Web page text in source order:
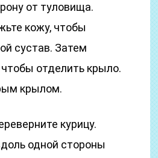
от туловища.
кожу, чтобы
сустав. Затем
отделить крыло.
крылом.
курицу.
одной стороны